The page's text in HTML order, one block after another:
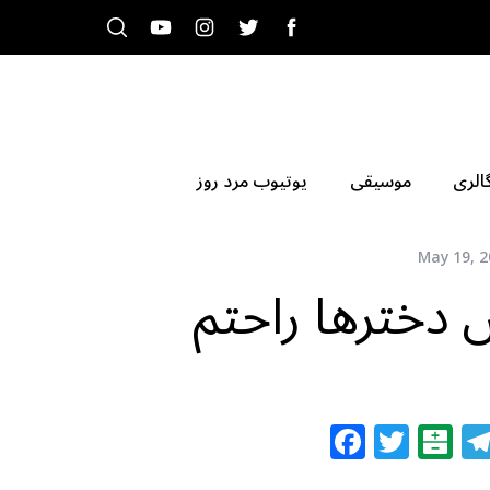
موسیقی یوتیوب مرد روز
May 19,
راحتم
F T B